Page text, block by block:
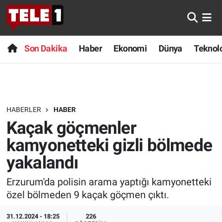
Son Dakika Haber Ekonomi Dünya
HABERLER HABER
Kaçak göçmenler
kamyonetteki gizli bölmede
yakalandı
Erzurum'da polisin arama yaptığı kamyonetteki
özel bölmeden 9 kaçak göçmen çıktı.
31.12.2024 - 18:25 226
Anında Manşet
Başka Sohbetler
Bilim turu
Bilim ve Teknoloji Evreni
Doğa Konuşuyor
Dünya
Ege Saati
Son Dakika
Haber
Dünya
Teknoloji
Sağlık
Spor
Yayın Akışı
Nöbetçi Eczaneler
Hava Durumu
Trafik Durumu
Süper Lig Puan Durumu ve Fikstür
Tüm Manşetler
Son Dakika Haberleri
Haber Arşivi